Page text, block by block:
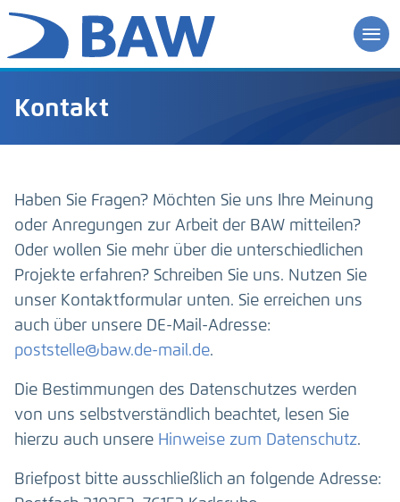
Kontakt
Haben Sie Fragen? Möchten Sie uns Ihre Meinung
oder Anregungen zur Arbeit der BAW mitteilen?
Oder wollen Sie mehr über die unterschiedlichen
Projekte erfahren? Schreiben Sie uns. Nutzen Sie
unser Kontaktformular unten. Sie erreichen uns
auch über unsere DE-Mail-Adresse:
poststelle@baw.de-mail.de.
Die Bestimmungen des Datenschutzes werden
von uns selbstverständlich beachtet, lesen Sie
hierzu auch unsere Hinweise zum Datenschutz.
Briefpost bitte ausschließlich an folgende Adresse: